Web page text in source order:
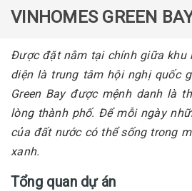
VINHOMES GREEN
Được đặt nằm tại chính giữa khu
diện là trung tâm hội nghị quốc
Green Bay được mệnh danh là
lòng thành phố. Để mỗi ngày
của đất nước có thể sống trong
xanh.
Tổng quan dự án